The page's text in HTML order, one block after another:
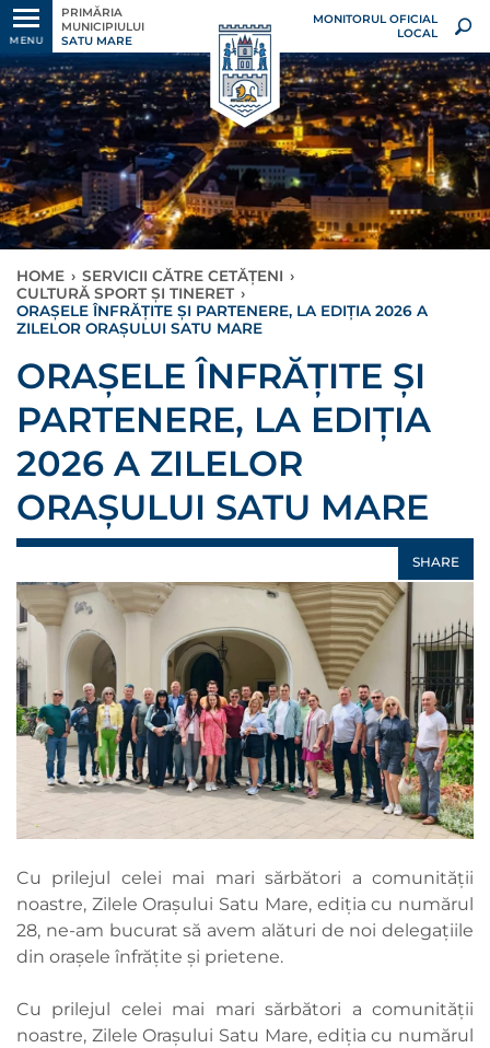
MENU
PRIMĂRIA
MUNICIPIULUI
SATU MARE
MONITORUL OFICIAL
LOCAL
HOME › SERVICII CĂTRE CETĂȚENI ›
CULTURĂ SPORT ȘI TINERET ›
ORAȘELE ÎNFRĂȚITE ȘI PARTENERE, LA EDIȚIA 2026 A
ZILELOR ORAȘULUI SATU MARE
ORAȘELE ÎNFRĂȚITE ȘI
PARTENERE, LA EDIȚIA
2026 A ZILELOR
ORAȘULUI SATU MARE
SHARE
Cu prilejul celei mai mari sărbători a comunității
noastre, Zilele Orașului Satu Mare, ediția cu numărul
28, ne-am bucurat să avem alături de noi delegațiile
din orașele înfrățite și prietene.
Cu prilejul celei mai mari sărbători a comunității
noastre, Zilele Orașului Satu Mare, ediția cu numărul